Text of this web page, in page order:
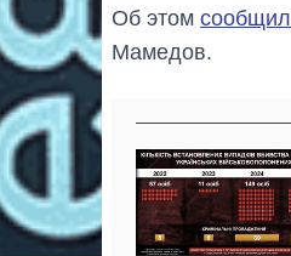
Об этом сообщил
Мамедов.